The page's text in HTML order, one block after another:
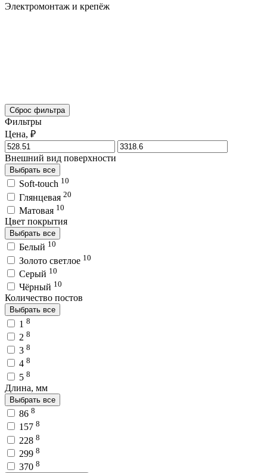
Электромонтаж и крепёж
Сброс фильтра
Фильтры
Цена, ₽
Внешний вид поверхности
Выбрать все
Soft-touch 10
Глянцевая 20
Матовая 10
Цвет покрытия
Выбрать все
Белый 10
Золото светлое 10
Серый 10
Чёрный 10
Количество постов
Выбрать все
1 8
2 8
3 8
4 8
5 8
Длина, мм
Выбрать все
86 8
157 8
228 8
299 8
370 8